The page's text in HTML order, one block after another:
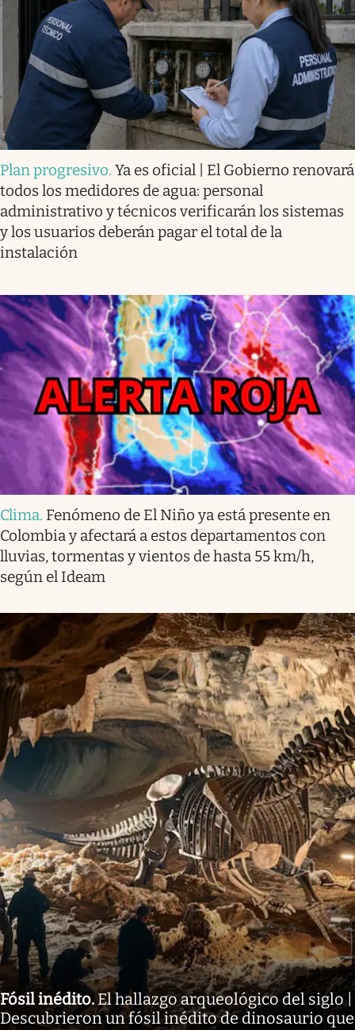
Plan progresivo. Ya es oficial | El Gobierno renovará
todos los medidores de agua: personal
administrativo y técnicos verificarán los sistemas
y los usuarios deberán pagar el total de la
instalación
Clima. Fenómeno de El Niño ya está presente en
Colombia y afectará a estos departamentos con
lluvias, tormentas y vientos de hasta 55 km/h,
según el Ideam
Fósil inédito. El hallazgo arqueológico del siglo |
Descubrieron un fósil inédito de dinosaurio que